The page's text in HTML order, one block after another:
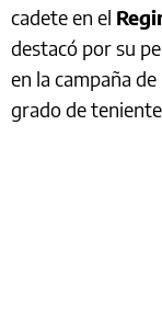
cadete en el
destacó por su
en la campaña de
grado de